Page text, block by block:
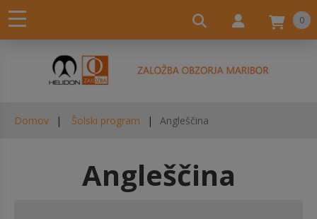
0
Domov Šolski program Angleščina
Angleščina